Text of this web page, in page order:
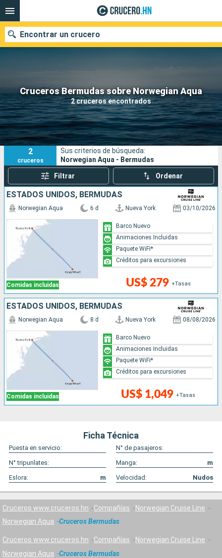
Cruceros Bermudas sobre Norwegian Aqua
2 cruceros encontrados
Encontrar un crucero
Nuestros destinos
Fecha de salida
Puertos Compañías
Buscar
2
cruceros
Sus criterios de búsqueda:
Norwegian Aqua - Bermudas
Filtrar Ordenar
ESTADOS UNIDOS, BERMUDAS
Comidas incluidas
Norwegian Aqua 6 d Nueva York 03/10/2026
US$ 279 +Tasas
Barco Nuevo
Animaciones Incluidas
Paquete WiFi*
Créditos para excursiones
ESTADOS UNIDOS, BERMUDAS
Comidas incluidas
Norwegian Aqua 8 d Nueva York 08/08/2026
US$ 1,049 +Tasas
Barco Nuevo
Animaciones Incluidas
Paquete WiFi*
Créditos para excursiones
Ficha Técnica
Puesta en servicio:
N° de pasajeros:
N° tripunlates:
Manga:
m
Eslora:
m Velocidad: Nudos
Cruceros www.cruceros.hn Compañías
Norwegian Cruise Line
Norwegian Aqua
Cruceros Bermudas
Cruceros www.cruceros.hn Compañías
Norwegian Cruise Line
Norwegian Aqua
Cruceros Bermudas